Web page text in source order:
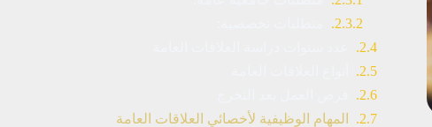
المهام الوظيفية لأخصائي العلاقات العامة